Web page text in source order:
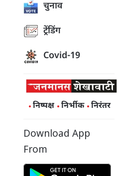
चुनाव
ट्रेंडिंग
Covid-19
निष्पक्ष निर्भीक निरंतर
Download App
From